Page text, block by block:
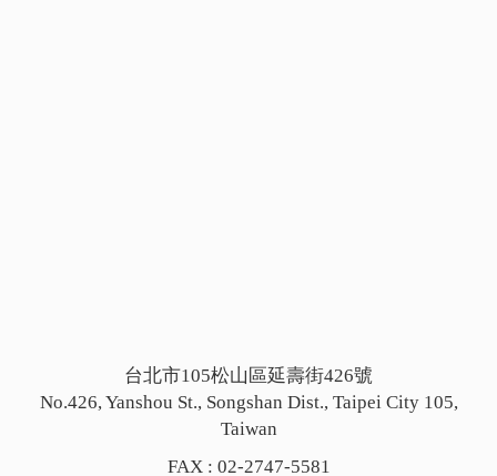
台北市105松山區延壽街426號
No.426, Yanshou St., Songshan Dist., Taipei City 105,
Taiwan
FAX : 02-2747-5581